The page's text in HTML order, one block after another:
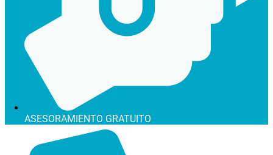
ASESORAMIENTO GRATUITO